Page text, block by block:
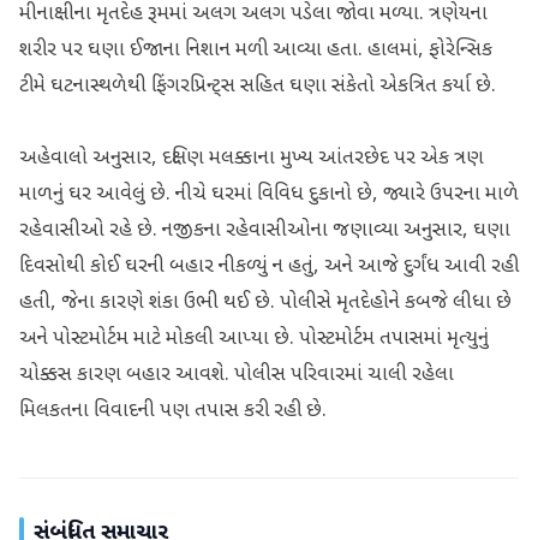
મીનાક્ષીના મૃતદેહ રૂમમાં અલગ અલગ પડેલા જોવા મળ્યા. ત્રણેયના
શરીર પર ઘણા ઈજાના નિશાન મળી આવ્યા હતા. હાલમાં, ફોરેન્સિક
ટીમે ઘટનાસ્થળેથી ફિંગરપ્રિન્ટ્સ સહિત ઘણા સંકેતો એકત્રિત કર્યા છે.
અહેવાલો અનુસાર, દક્ષિણ મલક્કાના મુખ્ય આંતરછેદ પર એક ત્રણ
માળનું ઘર આવેલું છે. નીચે ઘરમાં વિવિધ દુકાનો છે, જ્યારે ઉપરના માળે
રહેવાસીઓ રહે છે. નજીકના રહેવાસીઓના જણાવ્યા અનુસાર, ઘણા
દિવસોથી કોઈ ઘરની બહાર નીકળ્યું ન હતું, અને આજે દુર્ગંધ આવી રહી
હતી, જેના કારણે શંકા ઉભી થઈ છે. પોલીસે મૃતદેહોને કબજે લીધા છે
અને પોસ્ટમોર્ટમ માટે મોકલી આપ્યા છે. પોસ્ટમોર્ટમ તપાસમાં મૃત્યુનું
ચોક્કસ કારણ બહાર આવશે. પોલીસ પરિવારમાં ચાલી રહેલા
મિલકતના વિવાદની પણ તપાસ કરી રહી છે.
સંબંધિત સમાચાર